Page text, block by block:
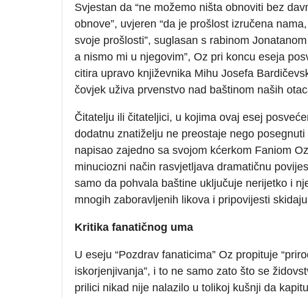
Svjestan da “ne možemo ništa obnoviti bez
obnove”, uvjeren “da je prošlost izručena
svoje prošlosti”, suglasan s rabinom
a nismo mi u njegovim”, Oz pri koncu eseja
citira upravo književnika Mihu Josefa
čovjek uživa prvenstvo nad baštinom naših
Čitatelju ili čitateljici, u kojima ovaj esej
dodatnu znatiželju ne preostaje nego
napisao zajedno sa svojom kćerkom Faniom
minuciozni način rasvjetljava dramatičnu
samo da pohvala baštine uključuje nerijetko i
mnogih zaboravljenih likova i pripovijesti
Kritika fanatičnog uma
U eseju “Pozdrav fanaticima” Oz propituje
iskorjenjivanja”, i to ne samo zato što se
prilici nikad nije nalazilo u tolikoj kušnji da